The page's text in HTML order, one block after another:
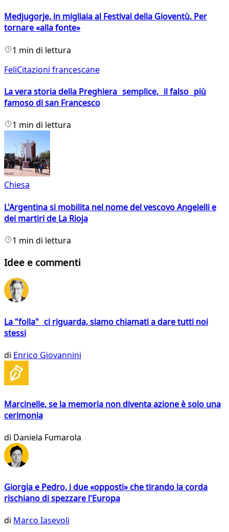
Medjugorje, in migliaia al Festival della Gioventù. Per
tornare «alla fonte»
1 min di lettura
FeliCitazioni francescane
La vera storia della Preghiera semplice, il falso più
famoso di san Francesco
1 min di lettura
Chiesa
L'Argentina si mobilita nel nome del vescovo Angelelli e
dei martiri de La Rioja
1 min di lettura
Idee e commenti
La "folla" ci riguarda, siamo chiamati a dare tutti noi
stessi
di Enrico Giovannini
Marcinelle, se la memoria non diventa azione è solo una
cerimonia
di Daniela Fumarola
Giorgia e Pedro, i due «opposti» che tirando la corda
rischiano di spezzare l'Europa
di Marco Iasevoli